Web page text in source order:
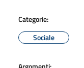
Categorie:
Sociale